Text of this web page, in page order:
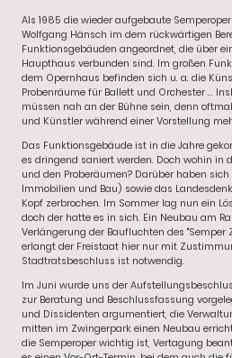
Als 1985 die wieder aufgebaute
Wolfgang Hänsch im dem rückwärtigen
Funktionsgebäuden angeordnet, die über
Haupthaus verbunden sind. Im großen
dem Opernhaus befinden sich u. a. die
Probenräume für Ballett und Orchester ...
müssen nah an der Bühne sein, denn
und Künstler während einer Vorstellung
Das Funktionsgebäude ist in die Jahre
es dringend saniert werden. Doch wohin in
und den Proberäumen? Darüber haben
Immobilien und Bau) sowie das
Kopf zerbrochen. Im Sommer lag nun ein
doch der hatte es in sich. Ein Neubau am
Verlängerung der Baufluchten des "Semper
erlangt der Freistaat hier nur mit
Stadtratsbeschluss ist notwendig.
Im Juni wurde uns der
zur Beratung und Beschlussfassung
und Dissidenten argumentiert, die
mitten im Zwingerpark einen Neubau
die Semperoper wichtig ist, Vertagung